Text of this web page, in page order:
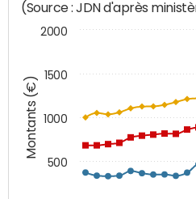
Montants (€)
(Source : JDN d'après
500
1000
1500
2000